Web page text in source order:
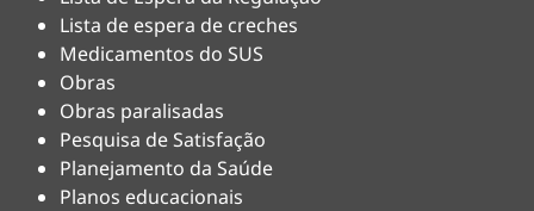
Lista de espera de creches
Medicamentos do SUS
Obras
Obras paralisadas
Pesquisa de Satisfação
Planejamento da Saúde
Planos educacionais